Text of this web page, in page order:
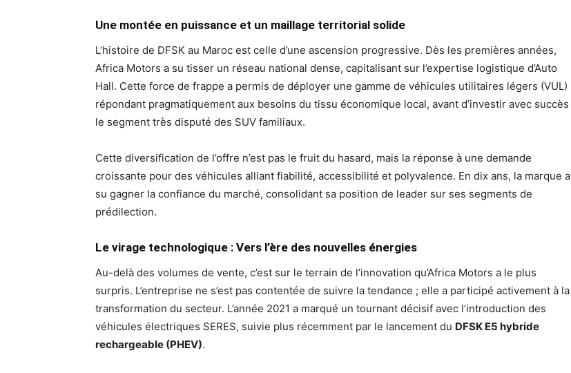
Une montée en puissance et un maillage territorial solide
L’histoire de DFSK au Maroc est celle d’une ascension progressive. Dès les premières années,
Africa Motors a su tisser un réseau national dense, capitalisant sur l’expertise logistique d’Auto
Hall. Cette force de frappe a permis de déployer une gamme de véhicules utilitaires légers (VUL)
répondant pragmatiquement aux besoins du tissu économique local, avant d’investir avec succès
le segment très disputé des SUV familiaux.
Cette diversification de l’offre n’est pas le fruit du hasard, mais la réponse à une demande
croissante pour des véhicules alliant fiabilité, accessibilité et polyvalence. En dix ans, la marque a
su gagner la confiance du marché, consolidant sa position de leader sur ses segments de
prédilection.
Le virage technologique : Vers l’ère des nouvelles énergies
Au-delà des volumes de vente, c’est sur le terrain de l’innovation qu’Africa Motors a le plus
surpris. L’entreprise ne s’est pas contentée de suivre la tendance ; elle a participé activement à la
transformation du secteur. L’année 2021 a marqué un tournant décisif avec l’introduction des
véhicules électriques SERES, suivie plus récemment par le lancement du DFSK E5 hybride
rechargeable (PHEV).